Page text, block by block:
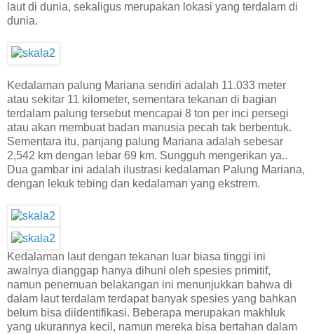
laut di dunia, sekaligus merupakan lokasi yang terdalam di
dunia.
Kedalaman palung Mariana sendiri adalah 11.033 meter
atau sekitar 11 kilometer, sementara tekanan di bagian
terdalam palung tersebut mencapai 8 ton per inci persegi
atau akan membuat badan manusia pecah tak berbentuk.
Sementara itu, panjang palung Mariana adalah sebesar
2,542 km dengan lebar 69 km. Sungguh mengerikan ya..
Dua gambar ini adalah ilustrasi kedalaman Palung Mariana,
dengan lekuk tebing dan kedalaman yang ekstrem.
Kedalaman laut dengan tekanan luar biasa tinggi ini
awalnya dianggap hanya dihuni oleh spesies primitif,
namun penemuan belakangan ini menunjukkan bahwa di
dalam laut terdalam terdapat banyak spesies yang bahkan
belum bisa diidentifikasi. Beberapa merupakan makhluk
yang ukurannya kecil, namun mereka bisa bertahan dalam